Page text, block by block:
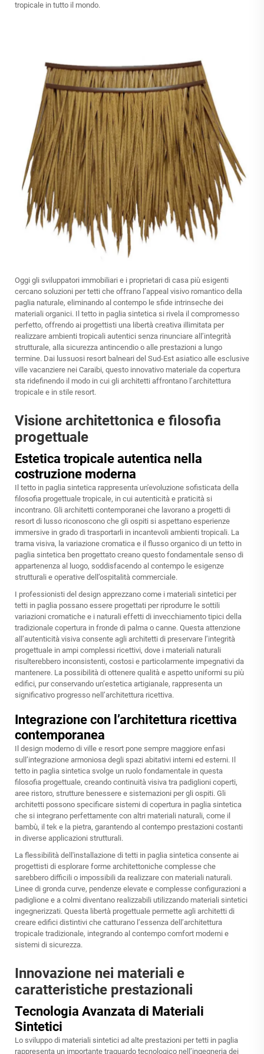
tropicale in tutto il mondo.
Oggi gli sviluppatori immobiliari e i proprietari di casa più esigenti
cercano soluzioni per tetti che offrano l’appeal visivo romantico della
paglia naturale, eliminando al contempo le sfide intrinseche dei
materiali organici. Il tetto in paglia sintetica si rivela il compromesso
perfetto, offrendo ai progettisti una libertà creativa illimitata per
realizzare ambienti tropicali autentici senza rinunciare all’integrità
strutturale, alla sicurezza antincendio o alle prestazioni a lungo
termine. Dai lussuosi resort balneari del Sud-Est asiatico alle esclusive
ville vacanziere nei Caraibi, questo innovativo materiale da copertura
sta ridefinendo il modo in cui gli architetti affrontano l’architettura
tropicale e in stile resort.
Visione architettonica e filosofia
progettuale
Estetica tropicale autentica nella
costruzione moderna
Il tetto in paglia sintetica rappresenta un'evoluzione sofisticata della
filosofia progettuale tropicale, in cui autenticità e praticità si
incontrano. Gli architetti contemporanei che lavorano a progetti di
resort di lusso riconoscono che gli ospiti si aspettano esperienze
immersive in grado di trasportarli in incantevoli ambienti tropicali. La
trama visiva, la variazione cromatica e il flusso organico di un tetto in
paglia sintetica ben progettato creano questo fondamentale senso di
appartenenza al luogo, soddisfacendo al contempo le esigenze
strutturali e operative dell’ospitalità commerciale.
I professionisti del design apprezzano come i materiali sintetici per
tetti in paglia possano essere progettati per riprodurre le sottili
variazioni cromatiche e i naturali effetti di invecchiamento tipici della
tradizionale copertura in fronde di palma o canne. Questa attenzione
all’autenticità visiva consente agli architetti di preservare l’integrità
progettuale in ampi complessi ricettivi, dove i materiali naturali
risulterebbero inconsistenti, costosi e particolarmente impegnativi da
mantenere. La possibilità di ottenere qualità e aspetto uniformi su più
edifici, pur conservando un’estetica artigianale, rappresenta un
significativo progresso nell’architettura ricettiva.
Integrazione con l’architettura ricettiva
contemporanea
Il design moderno di ville e resort pone sempre maggiore enfasi
sull’integrazione armoniosa degli spazi abitativi interni ed esterni. Il
tetto in paglia sintetica svolge un ruolo fondamentale in questa
filosofia progettuale, creando continuità visiva tra padiglioni coperti,
aree ristoro, strutture benessere e sistemazioni per gli ospiti. Gli
architetti possono specificare sistemi di copertura in paglia sintetica
che si integrano perfettamente con altri materiali naturali, come il
bambù, il tek e la pietra, garantendo al contempo prestazioni costanti
in diverse applicazioni strutturali.
La flessibilità dell'installazione di tetti in paglia sintetica consente ai
progettisti di esplorare forme architettoniche complesse che
sarebbero difficili o impossibili da realizzare con materiali naturali.
Linee di gronda curve, pendenze elevate e complesse configurazioni a
padiglione e a colmi diventano realizzabili utilizzando materiali sintetici
ingegnerizzati. Questa libertà progettuale permette agli architetti di
creare edifici distintivi che catturano l’essenza dell’architettura
tropicale tradizionale, integrando al contempo comfort moderni e
sistemi di sicurezza.
Innovazione nei materiali e
caratteristiche prestazionali
Tecnologia Avanzata di Materiali
Sintetici
Lo sviluppo di materiali sintetici ad alte prestazioni per tetti in paglia
rappresenta un importante traguardo tecnologico nell’ingegneria dei